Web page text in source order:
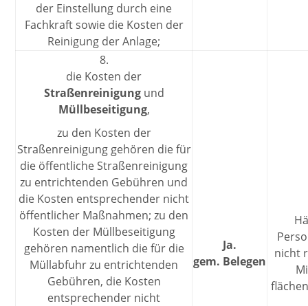
der Einstellung durch eine
Fachkraft sowie die Kosten der
Reinigung der Anlage;
8.
die Kosten der
Straßenreinigungund
Müllbeseitigung,
zu den Kosten der
Straßenreinigung gehören die für
die öffentliche Straßenreinigung
zu entrichtenden Gebühren und
die Kosten entsprechender nicht
öffentlicher Maßnahmen; zu den
Kosten der Müllbeseitigung
gehören namentlich die für die
Müllabfuhr zu entrichtenden
Gebühren, die Kosten
entsprechender nicht
Ja.
gem. Belegen
nicht